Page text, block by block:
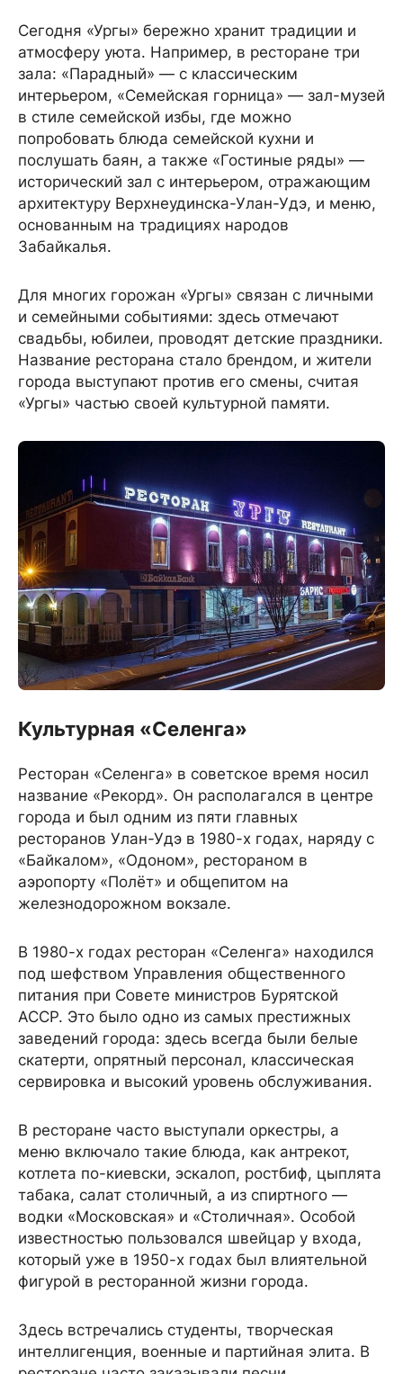
Сегодня «Ургы» бережно хранит традиции и
атмосферу уюта. Например, в ресторане три
зала: «Парадный» — с классическим
интерьером, «Семейская горница» — зал-музей
в стиле семейской избы, где можно
попробовать блюда семейской кухни и
послушать баян, а также «Гостиные ряды» —
исторический зал с интерьером, отражающим
архитектуру Верхнеудинска-Улан-Удэ, и меню,
основанным на традициях народов
Забайкалья.
Для многих горожан «Ургы» связан с личными
и семейными событиями: здесь отмечают
свадьбы, юбилеи, проводят детские праздники.
Название ресторана стало брендом, и жители
города выступают против его смены, считая
«Ургы» частью своей культурной памяти.
Культурная «Селенга»
Ресторан «Селенга» в советское время носил
название «Рекорд». Он располагался в центре
города и был одним из пяти главных
ресторанов Улан-Удэ в 1980-х годах, наряду с
«Байкалом», «Одоном», рестораном в
аэропорту «Полёт» и общепитом на
железнодорожном вокзале.
В 1980-х годах ресторан «Селенга» находился
под шефством Управления общественного
питания при Совете министров Бурятской
АССР. Это было одно из самых престижных
заведений города: здесь всегда были белые
скатерти, опрятный персонал, классическая
сервировка и высокий уровень обслуживания.
В ресторане часто выступали оркестры, а
меню включало такие блюда, как антрекот,
котлета по-киевски, эскалоп, ростбиф, цыплята
табака, салат столичный, а из спиртного —
водки «Московская» и «Столичная». Особой
известностью пользовался швейцар у входа,
который уже в 1950-х годах был влиятельной
фигурой в ресторанной жизни города.
Здесь встречались студенты, творческая
интеллигенция, военные и партийная элита. В